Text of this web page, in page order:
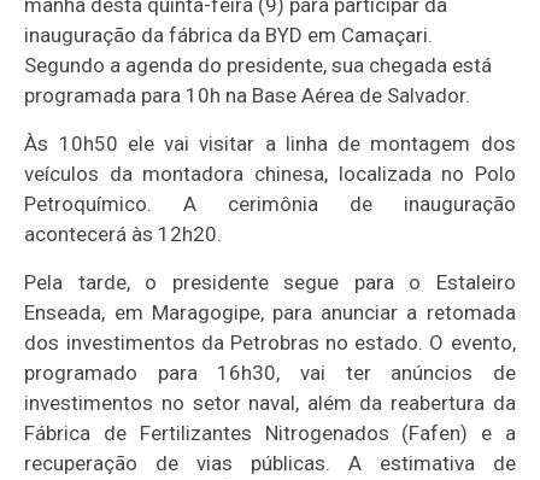
manhã desta quinta-feira (9) para participar da
inauguração da fábrica da BYD em Camaçari.
Segundo a agenda do presidente, sua chegada está
programada para 10h na Base Aérea de Salvador.
Às 10h50 ele vai visitar a linha de montagem dos
veículos da montadora chinesa, localizada no Polo
Petroquímico. A cerimônia de inauguração
acontecerá às 12h20.
Pela tarde, o presidente segue para o Estaleiro
Enseada, em Maragogipe, para anunciar a retomada
dos investimentos da Petrobras no estado. O evento,
programado para 16h30, vai ter anúncios de
investimentos no setor naval, além da reabertura da
Fábrica de Fertilizantes Nitrogenados (Fafen) e a
recuperação de vias públicas. A estimativa de